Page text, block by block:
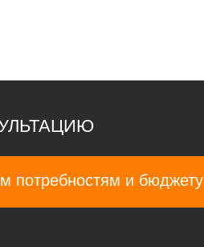
потребностям и бюджету